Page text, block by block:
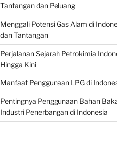
Tantangan dan Peluang
Menggali Potensi Gas Alam di
dan Tantangan
Perjalanan Sejarah Petrokimia
Hingga Kini
Manfaat Penggunaan LPG di
Pentingnya Penggunaan Bahan
Industri Penerbangan di Indonesia